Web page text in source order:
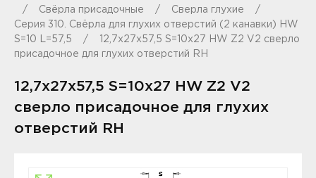
Свёрла присадочные
Сверла глухие
Серия 310. Свёрла для глухих отверстий (2 канавки) HW
S=10 L=57,5
12,7x27x57,5 S=10x27 HW Z2 V2 сверло
присадочное для глухих отверстий RH
12,7x27x57,5 S=10x27 HW Z2 V2
сверло присадочное для глухих
отверстий RH